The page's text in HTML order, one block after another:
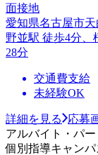
面接地
愛知県名古屋市
野並駅 徒歩4分、
28分
交通費支給
未経験OK
詳細を見る
応募
アルバイト・パー
個別指導キャン